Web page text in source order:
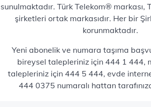
sunulmaktadır. Türk Telekom® markası,
şirketleri ortak markasıdır. Her bir
korunmaktadır.
Yeni abonelik ve numara taşıma
bireysel talepleriniz için 444 1 444,
talepleriniz için 444 5 444, evde
444 0375 numaralı hattan